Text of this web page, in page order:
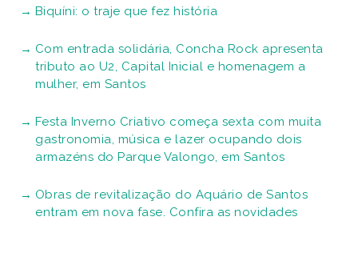
Biquíni: o traje que fez história
Com entrada solidária, Concha Rock apresenta
tributo ao U2, Capital Inicial e homenagem a
mulher, em Santos
Festa Inverno Criativo começa sexta com muita
gastronomia, música e lazer ocupando dois
armazéns do Parque Valongo, em Santos
Obras de revitalização do Aquário de Santos
entram em nova fase. Confira as novidades